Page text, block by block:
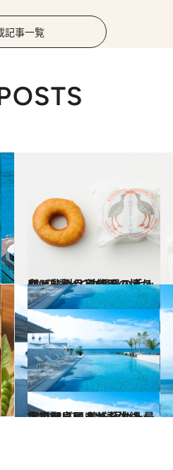
記事一覧
2019.1.2
卵・乳製品不使用の懐かしドーナツ 沖縄県の手みやげ3選 ～2018～
グルメ
2019.2.27
青い海に囲まれた沖縄・伊良部島に 贅を極めた最上級リゾートが誕生
旅＆お出かけ